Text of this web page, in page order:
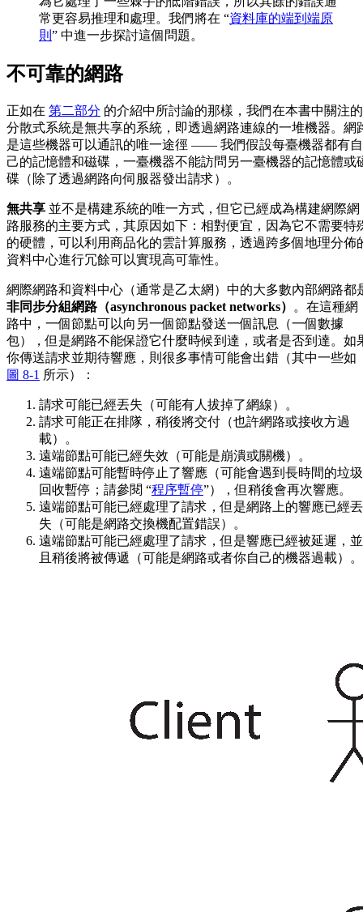
常更容易推理和處理。我們將在 “資料庫的端到端原
則 ” 中進一步探討這個問題。
不可靠的網路
正如在 第二部分 的介紹中所討論的那樣，我們在本書中關注的
分散式系統是無共享的系統，即透過網路連線的一堆機器。網
是這些機器可以通訊的唯一途徑 —— 我們假設每臺機器都有自
己的記憶體和磁碟，一臺機器不能訪問另一臺機器的記憶體或
碟（除了透過網路向伺服器發出請求）。
無共享 並不是構建系統的唯一方式，但它已經成為構建網際網
路服務的主要方式，其原因如下：相對便宜，因為它不需要特
的硬體，可以利用商品化的雲計算服務，透過跨多個地理分佈
資料中心進行冗餘可以實現高可靠性。
網際網路和資料中心（通常是乙太網）中的大多數內部網路都
非同步分組網路（asynchronous packet networks）
。在這種網
路中，一個節點可以向另一個節點發送一個訊息（一個數據
包），但是網路不能保證它什麼時候到達，或者是否到達。如
你傳送請求並期待響應，則很多事情可能會出錯（其中一些如
圖 8-1 所示）：
請求可能已經丟失（可能有人拔掉了網線）。
請求可能正在排隊，稍後將交付（也許網路或接收方過
載）。
遠端節點可能已經失效（可能是崩潰或關機）。
遠端節點可能暫時停止了響應（可能會遇到長時間的垃圾
回收暫停；請參閱 “程序暫停”），但稍後會再次響應。
遠端節點可能已經處理了請求，但是網路上的響應已經丟
失（可能是網路交換機配置錯誤）。
遠端節點可能已經處理了請求，但是響應已經被延遲，並
且稍後將被傳遞（可能是網路或者你自己的機器過載）。